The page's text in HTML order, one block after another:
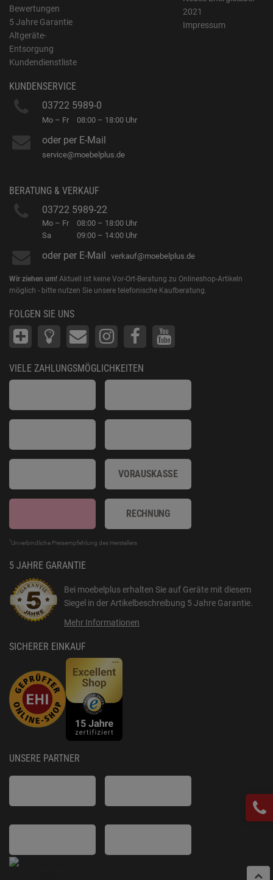
Bewertungen
5 Jahre Garantie
Altgeräte-
Entsorgung
Kundendienstliste
2021
Impressum
KUNDENSERVICE
03722 5989-0
Mo – Fr 08:00 – 18:00 Uhr
oder per E-Mail
service@moebelplus.de
BERATUNG & VERKAUF
03722 5989-22
Mo – Fr
Sa
08:00 – 18:00 Uhr
09:00 – 14:00 Uhr
oder per E-Mail verkauf@moebelplus.de
Wir ziehen um! Aktuell ist keine Vor-Ort-Beratung zu Onlineshop-Artikeln
möglich - bitte nutzen Sie unsere telefonische Kaufberatung.
FOLGEN SIE UNS
VIELE ZAHLUNGSMÖGLICHKEITEN
VORAUSKASSE
RECHNUNG
*Unverbindliche Preisempfehlung des Herstellers
5 JAHRE GARANTIE
Bei moebelplus erhalten Sie auf Geräte mit diesem
Siegel in der Artikelbeschreibung 5 Jahre Garantie.
Mehr Informationen
SICHERER EINKAUF
UNSERE PARTNER